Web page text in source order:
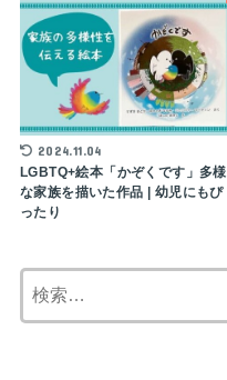
2024.11.04
LGBTQ+絵本「かぞくです」多様
な家族を描いた作品 | 幼児にもぴ
ったり